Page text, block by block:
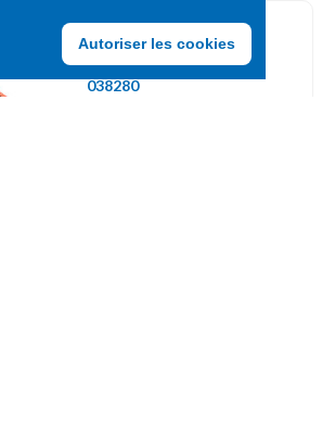
Autoriser les cookies
038280